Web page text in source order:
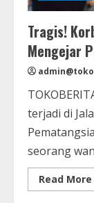
Tragis!
Mengejar
terjadi di
seorang
Read More